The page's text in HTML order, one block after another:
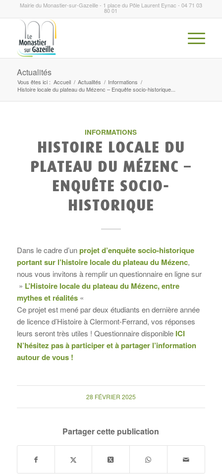
Mairie du Monastier-sur-Gazeille - 1 place du Pôle Laurent Eynac - 04 71 03
80 01
Actualités
Vous êtes ici : Accueil / Actualités / Informations /
Histoire locale du plateau du Mézenc – Enquête socio-historique...
INFORMATIONS
HISTOIRE LOCALE DU
PLATEAU DU MÉZENC –
ENQUÊTE SOCIO-
HISTORIQUE
Dans le cadre d’unprojet d’enquête socio-historique
portant sur l’histoire locale du plateau du Mézenc,
nous vous invitons à remplir un questionnaire en ligne sur
» L’Histoire locale du plateau du Mézenc, entre
mythes et réalités«
Ce projet est mené par deux étudiants en dernière année
de licence d’Histoire à Clermont-Ferrand, vos réponses
leurs seront très utiles ! Questionnaire disponible ICI
N’hésitez pas à participer et à partager l’information
autour de vous !
28 FÉVRIER 2025
Partager cette publication